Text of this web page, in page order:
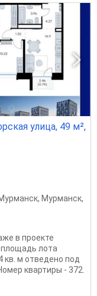
улица, 49 м²,
, Мурманск,
в проекте
лота
кв. м отведено под
квартиры - 372.